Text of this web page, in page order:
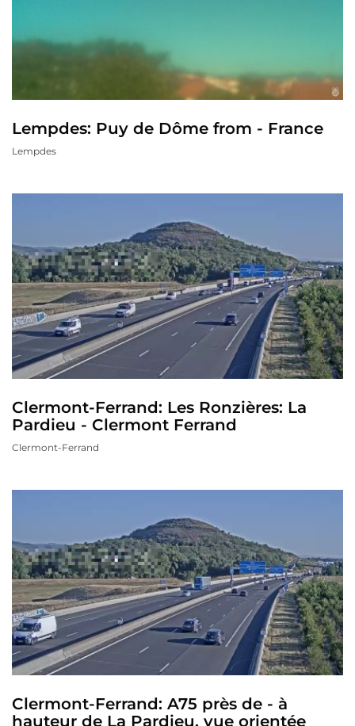
Lempdes: Puy de Dôme from - France
Lempdes
Clermont-Ferrand: Les Ronzières: La
Pardieu - Clermont Ferrand
Clermont-Ferrand
Clermont-Ferrand: A75 près de - à
hauteur de La Pardieu, vue orientée